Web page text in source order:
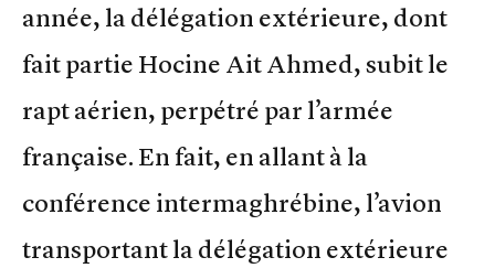
année, la délégation extérieure, dont
fait partie Hocine Ait Ahmed, subit le
rapt aérien, perpétré par l’armée
française. En fait, en allant à la
conférence intermaghrébine, l’avion
transportant la délégation extérieure